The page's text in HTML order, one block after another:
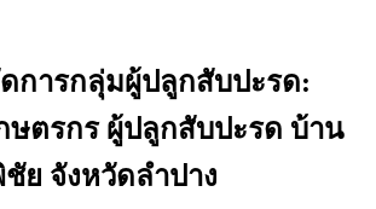
การกลุ่มผู้ปลูกสับปะรด:
ษตรกร ผู้ปลูกสับปะรด บ้าน
ย จังหวัดลำปาง